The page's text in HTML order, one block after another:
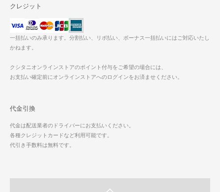
クレジット
一括払いのみ承ります。分割払い、リボ払い、ボーナス一括払いにはご対応いたし
かねます。
クシタニオンラインストアのポイント付与をご希望の場合には、
お支払い確定前にオンラインストアへのログインをお済ませください。
代金引換
代金は配送業者のドライバーにお支払いください。
各種クレジットカードなど利用可能です。
代引き手数料は無料です。